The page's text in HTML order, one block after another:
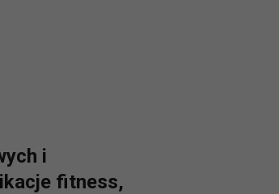
i
fitness,